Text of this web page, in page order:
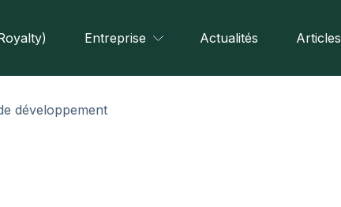
Entreprise Actualités Articles
développement